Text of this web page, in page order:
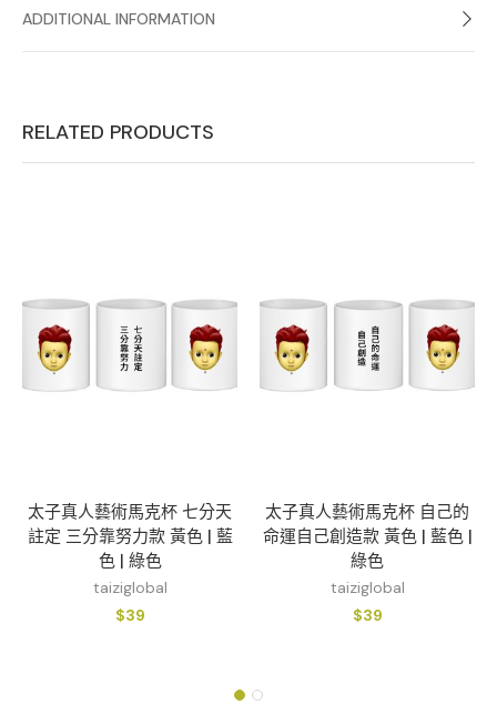
ADDITIONAL INFORMATION
RELATED PRODUCTS
太子真人藝術馬克杯 七分天
註定 三分靠努力款 黃色 | 藍
色 | 綠色
taiziglobal
$39
太子真人藝術馬克杯 自己的
命運自己創造款 黃色 | 藍色 |
綠色
taiziglobal
$39